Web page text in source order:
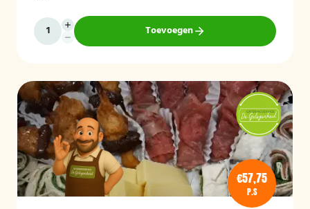
Toevoegen
€57,75
P.S